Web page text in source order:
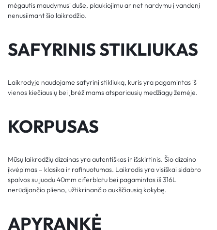
mėgautis maudymusi duše, plaukiojimu ar net nardymu į vandenį
nenusiimant šio laikrodžio.
SAFYRINIS STIKLIUKAS
Laikrodyje naudojame safyrinį stikliuką, kuris yra pagamintas iš
vienos kiečiausių bei įbrėžimams atspariausių medžiagų žemėje.
KORPUSAS
Mūsų laikrodžių dizainas yra autentiškas ir išskirtinis. Šio dizaino
įkvėpimas – klasika ir rafinuotumas. Laikrodis yra visiškai sidabro
spalvos su juodu 40mm ciferblatu bei pagamintas iš 316L
nerūdijančio plieno, užtikrinančio aukščiausią kokybę.
APYRANKĖ